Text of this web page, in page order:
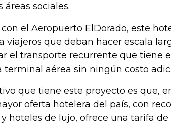
sociales.
el Aeropuerto ElDorado, este
viajeros que deban hacer escala
el transporte recurrente que tiene
terminal aérea sin ningún costo
que tiene este proyecto es que,
oferta hotelera del país, con
hoteles de lujo, ofrece una tarifa